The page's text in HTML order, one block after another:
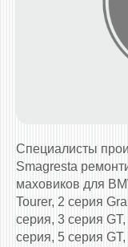
Специалисты
Smagresta
маховиков для
Tourer, 2 серия
серия, 3 серия
серия, 5 серия